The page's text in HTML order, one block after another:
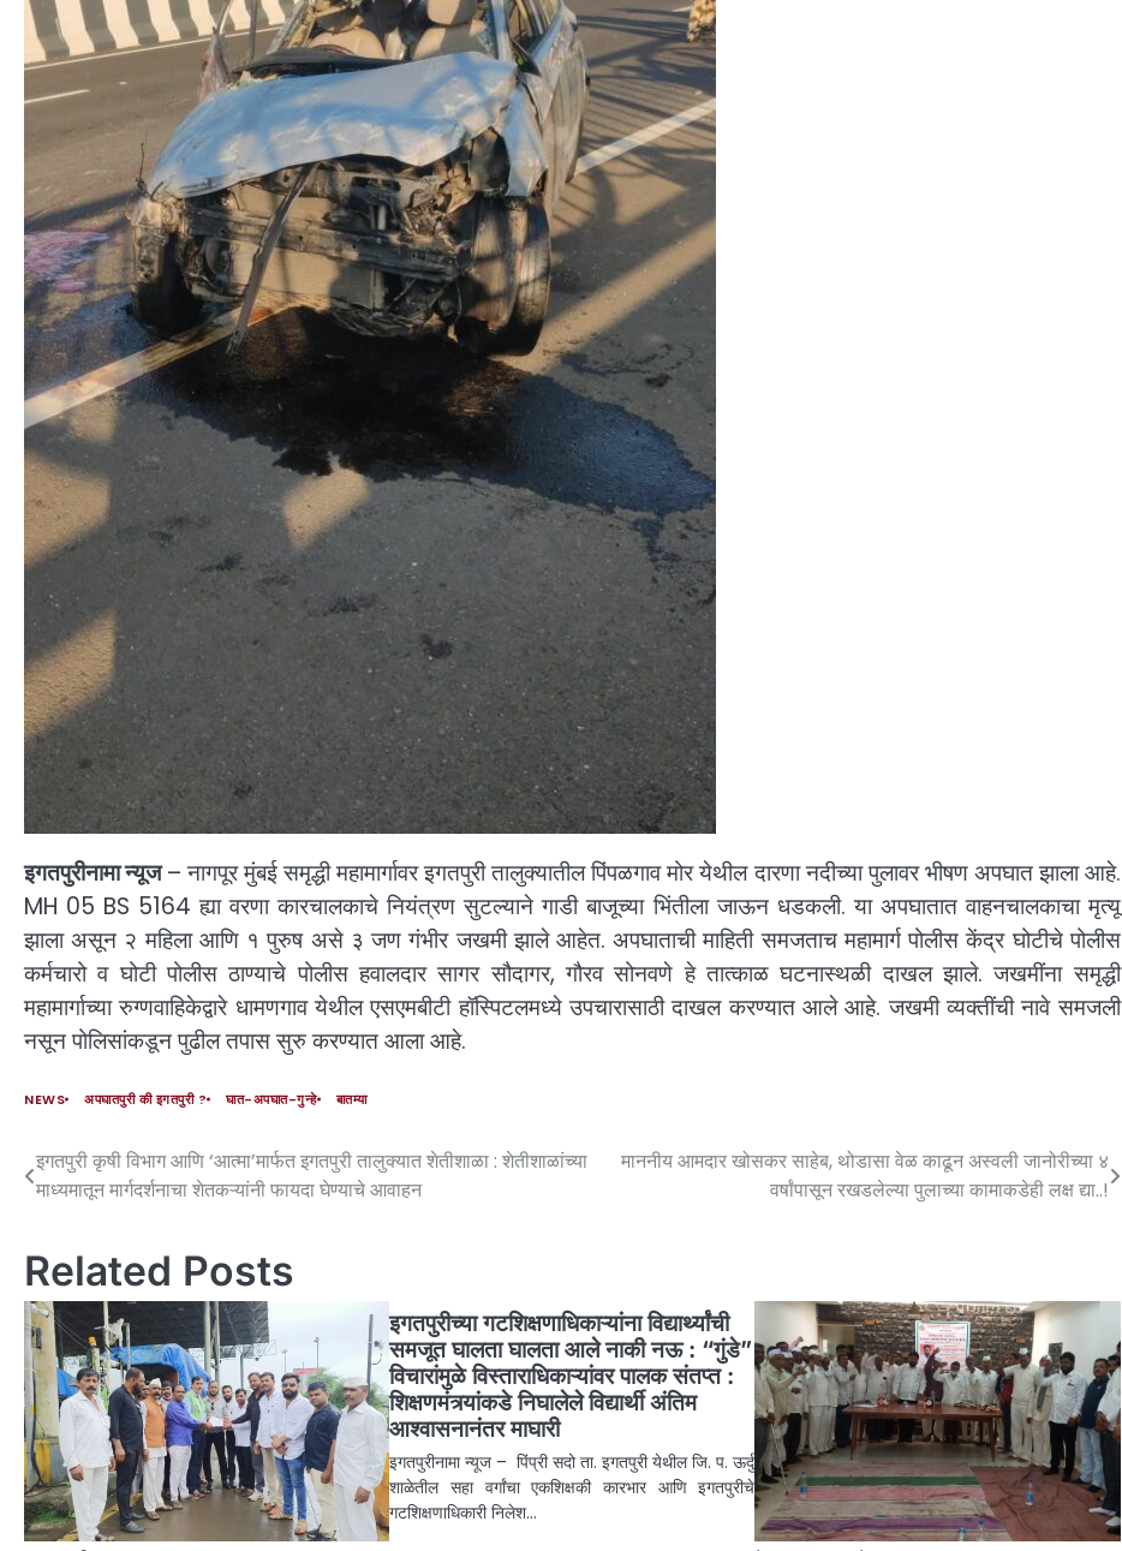
इगतपुरीनामा न्यूज– नागपूर मुंबई समृद्धी महामार्गावर इगतपुरी तालुक्यातील पिंपळगाव मोर येथील दारणा नदीच्या पुलावर भीषण अपघात झाला आहे.
MH 05 BS 5164 ह्या वरणा कारचालकाचे नियंत्रण सुटल्याने गाडी बाजूच्या भिंतीला जाऊन धडकली. या अपघातात वाहनचालकाचा मृत्यू
झाला असून २ महिला आणि १ पुरुष असे ३ जण गंभीर जखमी झाले आहेत. अपघाताची माहिती समजताच महामार्ग पोलीस केंद्र घोटीचे पोलीस
कर्मचारो व घोटी पोलीस ठाण्याचे पोलीस हवालदार सागर सौदागर, गौरव सोनवणे हे तात्काळ घटनास्थळी दाखल झाले. जखमींना समृद्धी
महामार्गाच्या रुग्णवाहिकेद्वारे धामणगाव येथील एसएमबीटी हॉस्पिटलमध्ये उपचारासाठी दाखल करण्यात आले आहे. जखमी व्यक्तींची नावे समजली
नसून पोलिसांकडून पुढील तपास सुरु करण्यात आला आहे.
NEWS अपघातपुरी की इगतपुरी ? घात-अपघात-गुन्हे बातम्या
इगतपुरी कृषी विभाग आणि ‘आत्मा’मार्फत इगतपुरी तालुक्यात शेतीशाळा : शेतीशाळांच्या
माध्यमातून मार्गदर्शनाचा शेतकऱ्यांनी फायदा घेण्याचे आवाहन
माननीय आमदार खोसकर साहेब, थोडासा वेळ काढून अस्वली जानोरीच्या ४
वर्षांपासून रखडलेल्या पुलाच्या कामाकडेही लक्ष द्या..!
Related Posts
इगतपुरीच्या गटशिक्षणाधिकाऱ्यांना विद्यार्थ्यांची
समजूत घालता घालता आले नाकी नऊ : “गुंडे”
विचारांमुळे विस्ताराधिकाऱ्यांवर पालक संतप्त :
शिक्षणमंत्र्यांकडे निघालेले विद्यार्थी अंतिम
आश्वासनानंतर माघारी
इगतपुरीनामा न्यूज – पिंप्री सदो ता. इगतपुरी येथील जि. प. ऊर्दु
शाळेतील सहा वर्गांचा एकशिक्षकी कारभार आणि इगतपुरीचे
गटशिक्षणाधिकारी निलेश…